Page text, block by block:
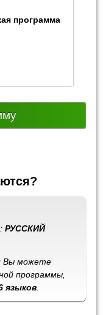
программа
РУССКИЙ
Вы можете
программы,
языков